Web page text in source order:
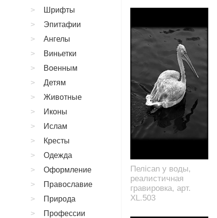
Пелican у воды,
реалистичная
гравировка, арт.
XL.503
Шрифты
Эпитафии
Ангелы
Виньетки
Военным
Детям
Животные
Иконы
Ислам
Кресты
Одежда
Оформление
Православие
Природа
Профессии